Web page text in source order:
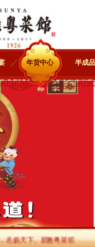
年货中心 半成
扬天下。新雅粤菜馆